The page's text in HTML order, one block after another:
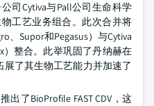
司Cytiva与Pall公司生命科学
工艺业务组合。此次合并将
、Supor和Pegasus）与Cytiva
）整合。此举巩固了丹纳赫在
了其生物工艺能力并加速了
出了BioProfile FAST CDV，这